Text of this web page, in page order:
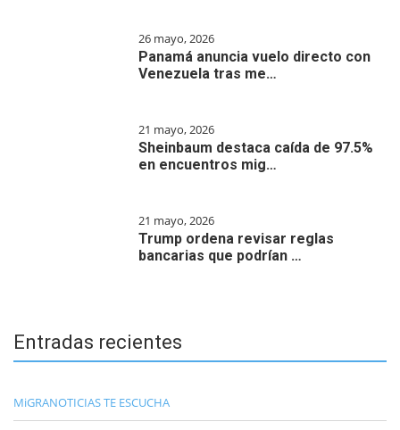
26 mayo, 2026
Panamá anuncia vuelo directo con
Venezuela tras me…
21 mayo, 2026
Sheinbaum destaca caída de 97.5%
en encuentros mig…
21 mayo, 2026
Trump ordena revisar reglas
bancarias que podrían …
Entradas recientes
MiGRANOTICIAS TE ESCUCHA